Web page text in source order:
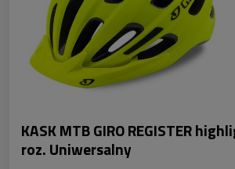
KASK MTB GIRO REGISTER
roz. Uniwersalny